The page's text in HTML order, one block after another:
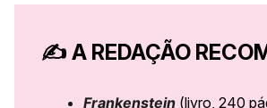
✍️A REDAÇÃO
Frankenstein (livro, 240